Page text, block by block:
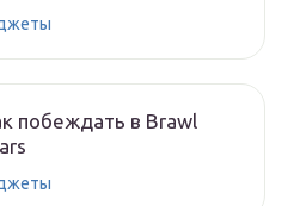
побеждать в Brawl